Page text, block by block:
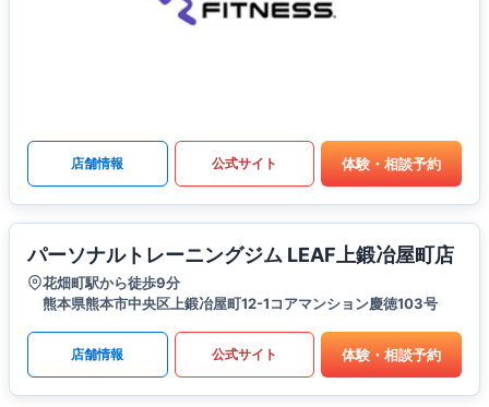
店舗情報 公式サイト 体験・相談予約
パーソナルトレーニングジム LEAF上鍛冶屋町店
花畑町駅から徒歩9分
熊本県熊本市中央区上鍛冶屋町12-1コアマンション慶徳103号
店舗情報 公式サイト 体験・相談予約